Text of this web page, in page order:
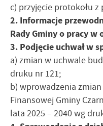
c) przyjęcie protokołu z
2. Informacje
Rady Gminy o pracy
3. Podjęcie uchwał w
a) zmian w uchwale
druku nr 121;
b) wprowadzenia
Finansowej Gminy
lata 2025 – 2040 wg